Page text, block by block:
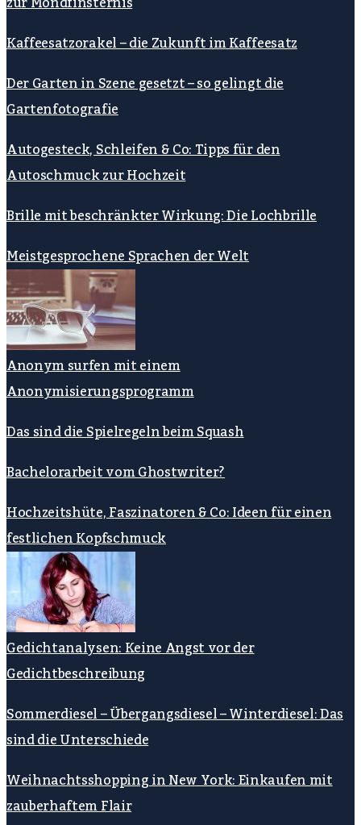
Kaffeesatzorakel – die Zukunft im Kaffeesatz
Der Garten in Szene gesetzt – so gelingt die
Gartenfotografie
Autogesteck, Schleifen & Co: Tipps für den
Autoschmuck zur Hochzeit
Brille mit beschränkter Wirkung: Die Lochbrille
Meistgesprochene Sprachen der Welt
Anonym surfen mit einem
Anonymisierungsprogramm
Das sind die Spielregeln beim Squash
Bachelorarbeit vom Ghostwriter?
Hochzeitshüte, Faszinatoren & Co: Ideen für einen
festlichen Kopfschmuck
Gedichtanalysen: Keine Angst vor der
Gedichtbeschreibung
Sommerdiesel – Übergangsdiesel – Winterdiesel: Das
sind die Unterschiede
Weihnachtsshopping in New York: Einkaufen mit
zauberhaftem Flair